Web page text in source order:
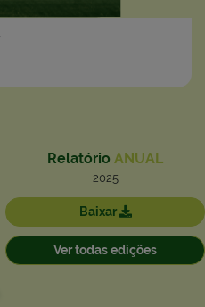
Relatório ANUAL
2025
Baixar
Ver todas edições